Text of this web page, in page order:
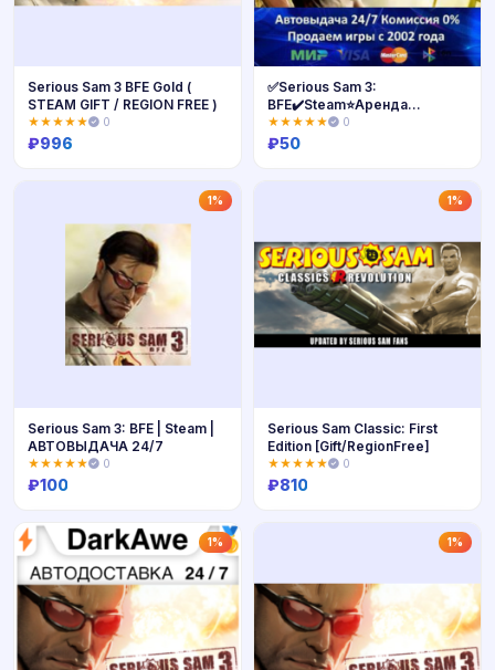
Serious Sam 3 BFE Gold (
STEAM GIFT / REGION FREE )
★★★★★ 0
₽996
✅Serious Sam 3:
BFE✔️Steam⭐Аренда
Аккаунта✔️Онлайн⭐0%
Карты💳
★★★★★ 0
₽50
1%
Купить
Serious Sam 3: BFE | Steam |
АВТОВЫДАЧА 24/7
★★★★★ 0
₽100
1%
Serious Sam Classic: First
Edition [Gift/RegionFree]
★★★★★ 0
₽810
1% 1%